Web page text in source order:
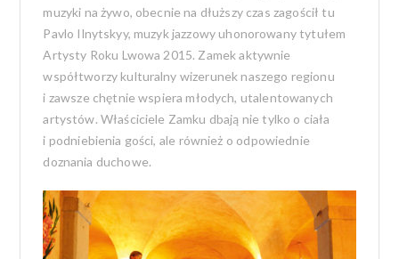
muzyki na żywo, obecnie na dłuższy czas zagościł tu
Pavlo Ilnytskyy, muzyk jazzowy uhonorowany tytułem
Artysty Roku Lwowa 2015. Zamek aktywnie
współtworzy kulturalny wizerunek naszego regionu
i zawsze chętnie wspiera młodych, utalentowanych
artystów. Właściciele Zamku dbają nie tylko o ciała
i podniebienia gości, ale również o odpowiednie
doznania duchowe.